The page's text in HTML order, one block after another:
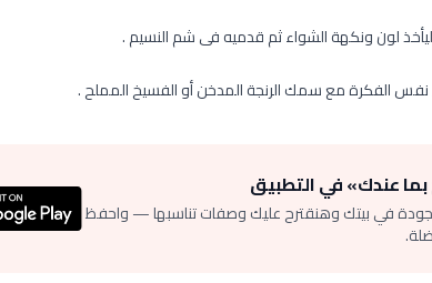
لون ونكهة الشواء ثم قدميه فى شم النسيم .
الفكرة مع سمك الرنجة المدخن أو الفسيخ المملح .
عندك» في التطبيق
في بيتك وهنقترح عليك وصفات تناسبها — واحفظ